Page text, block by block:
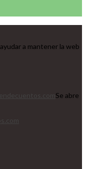
a mantener la web
Se abre